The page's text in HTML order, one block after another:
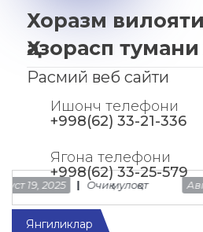
Хоразм вилояти
Ҳазорасп
Расмий веб
Ишонч телефони
+998(62) 33-21-336
Ягона телефони
+998(62) 33-25-579
Янгиликлар
19, 2025 Очиқ мулоқот